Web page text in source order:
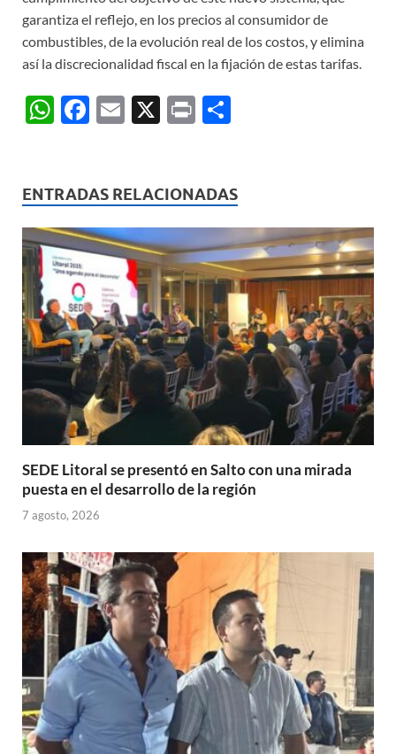
garantiza el reflejo, en los precios al consumidor de
combustibles, de la evolución real de los costos, y elimina
así la discrecionalidad fiscal en la fijación de estas tarifas.
W
s
A
p
p
F
b
o
o
k
E
X
P
p
ar
ti
r
ENTRADAS RELACIONADAS
SEDE Litoral se presentó en Salto con una mirada
puesta en el desarrollo de la región
7 agosto, 2026